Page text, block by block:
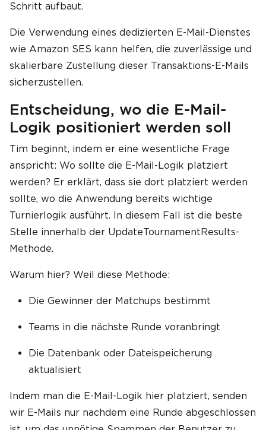
Schritt aufbaut.
Die Verwendung eines dedizierten E-Mail-Dienstes
wie Amazon SES kann helfen, die zuverlässige und
skalierbare Zustellung dieser Transaktions-E-Mails
sicherzustellen.
Entscheidung, wo die E-Mail-
Logik positioniert werden soll
Tim beginnt, indem er eine wesentliche Frage
anspricht: Wo sollte die E-Mail-Logik platziert
werden? Er erklärt, dass sie dort platziert werden
sollte, wo die Anwendung bereits wichtige
Turnierlogik ausführt. In diesem Fall ist die beste
Stelle innerhalb der UpdateTournamentResults-
Methode.
Warum hier? Weil diese Methode:
Die Gewinner der Matchups bestimmt
Teams in die nächste Runde voranbringt
Die Datenbank oder Dateispeicherung
aktualisiert
Indem man die E-Mail-Logik hier platziert, senden
wir E-Mails nur nachdem eine Runde abgeschlossen